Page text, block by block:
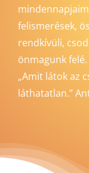
felismerések,
rendkívüli,
önmagunk felé.
„Amit látok az
láthatatlan.”